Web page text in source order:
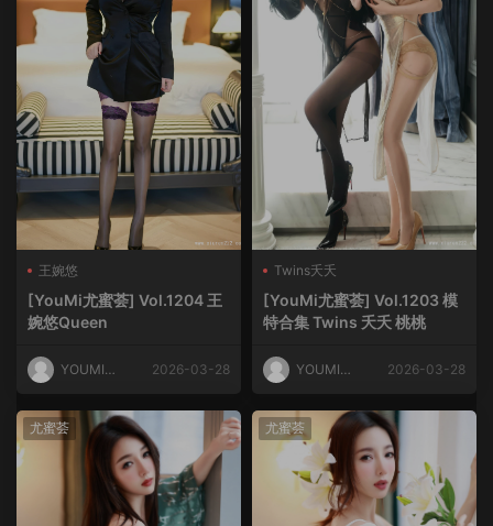
王婉悠
[YouMi尤蜜荟] Vol.1204 王
婉悠Queen
YOUMI尤
2026-03-28
Twins夭夭
[YouMi尤蜜荟] Vol.1203 模
特合集 Twins 夭夭 桃桃
YOUMI尤
2026-03-28
尤蜜荟 尤蜜荟